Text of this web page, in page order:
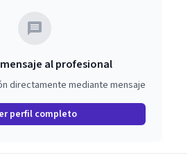
al profesional
directamente mediante mensaje
perfil completo